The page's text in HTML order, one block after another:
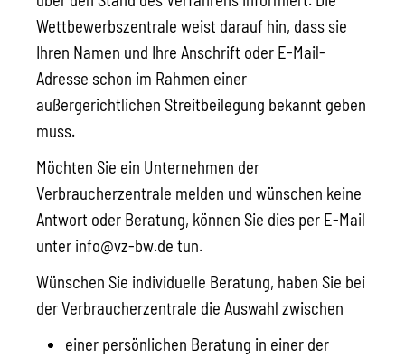
Wettbewerbszentrale weist darauf hin, dass sie
Ihren Namen und Ihre Anschrift oder E-Mail-
Adresse schon im Rahmen einer
außergerichtlichen Streitbeilegung bekannt geben
muss.
Möchten Sie ein Unternehmen der
Verbraucherzentrale melden und wünschen keine
Antwort oder Beratung, können Sie dies per E-Mail
unter info@vz-bw.de tun.
Wünschen Sie individuelle Beratung, haben Sie bei
der Verbraucherzentrale die Auswahl zwischen
einer persönlichen Beratung in einer der